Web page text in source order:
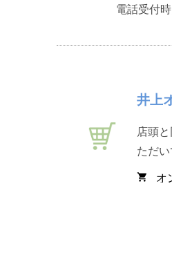
電話受付
井上
店頭
ただい
shopping_cart オ